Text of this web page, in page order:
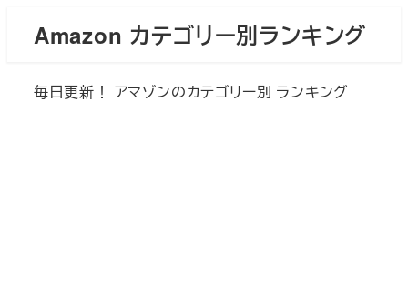
Amazon カテゴリー別ランキング
毎日更新！ アマゾンのカテゴリー別 ランキング